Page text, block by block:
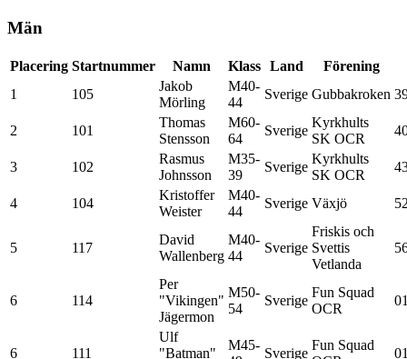
Män
Placering Startnummer Namn Klass Land
Förening
1
105
Jakob
Mörling
M40-
44
Sverige Gubbakroken
2 101
Thomas
Stensson
M60-
64
Sverige
Kyrkhults
SK OCR
3 102
Rasmus
Johnsson
M35-
39
Sverige
Kyrkhults
SK OCR
4 104
Kristoffer
Weister
M40-
44
Sverige Växjö
5 117
David
Wallenberg
M40-
44
Sverige
Friskis och
Svettis
Vetlanda
6 114
Per
"Vikingen"
Jägermon
M50-
54
Sverige
Fun Squad
OCR
6 111
Ulf
"Batman"
M45-
Sverige
Fun Squad